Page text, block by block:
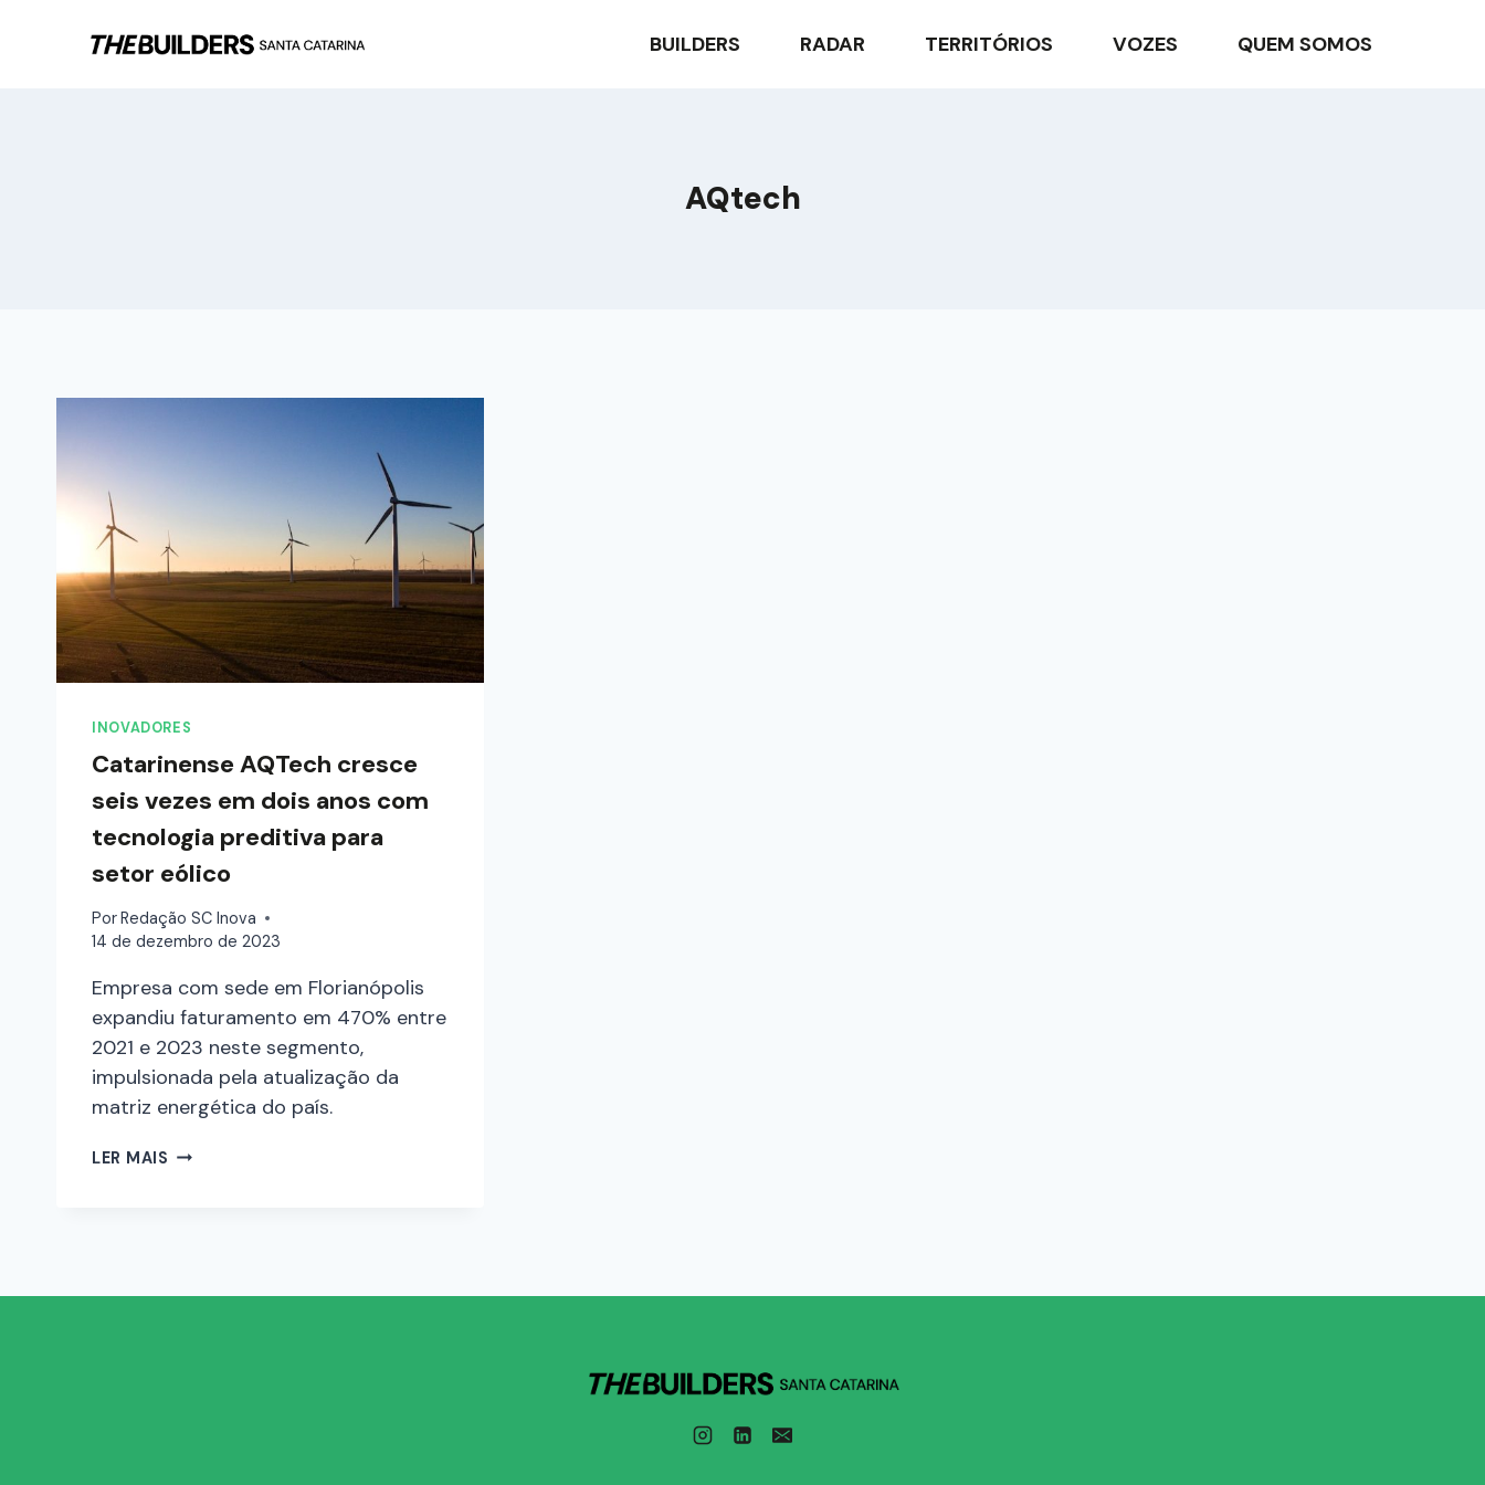
BUILDERS RADAR TERRITÓRIOS VOZES QUEM SOMOS
AQtech
INOVADORES
Catarinense AQTech cresce
seis vezes em dois anos com
tecnologia preditiva para
setor eólico
PorRedação SC Inova
14 de dezembro de 2023
Empresa com sede em Florianópolis
expandiu faturamento em 470% entre
2021 e 2023 neste segmento,
impulsionada pela atualização da
matriz energética do país.
LER MAIS